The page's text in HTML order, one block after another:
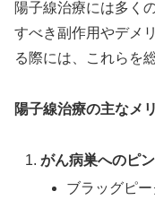
陽子線治療には多く
すべき副作用やデメ
る際には、これらを
陽子線治療の主なメ
がん病巣へのピ
ブラッグピ